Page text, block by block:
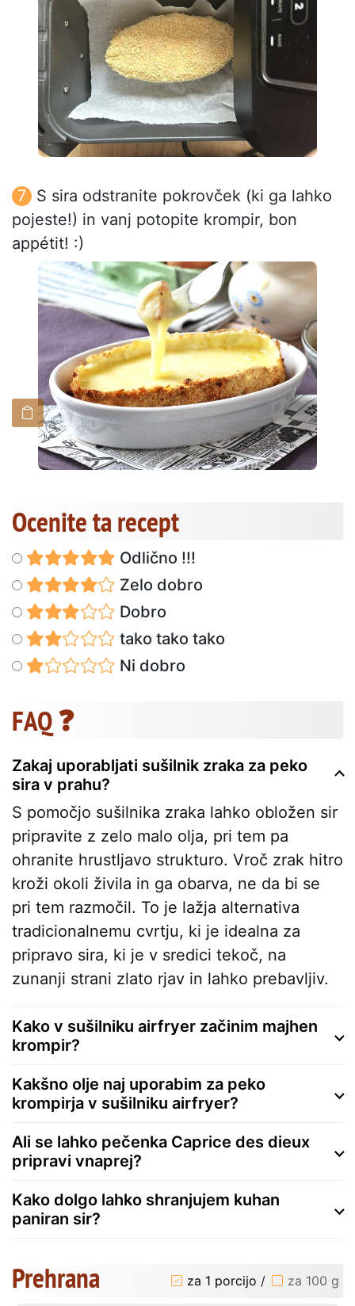
S sira odstranite pokrovček (ki ga lahko
pojeste!) in vanj potopite krompir, bon
appétit! :)
Ocenite ta recept
Odlično !!!
Zelo dobro
Dobro
tako tako tako
Ni dobro
FAQ ❓
Zakaj uporabljati sušilnik zraka za peko
sira v prahu?
S pomočjo sušilnika zraka lahko obložen sir
pripravite z zelo malo olja, pri tem pa
ohranite hrustljavo strukturo. Vroč zrak hitro
kroži okoli živila in ga obarva, ne da bi se
pri tem razmočil. To je lažja alternativa
tradicionalnemu cvrtju, ki je idealna za
pripravo sira, ki je v sredici tekoč, na
zunanji strani zlato rjav in lahko prebavljiv.
Kako v sušilniku airfryer začinim majhen
krompir?
Kakšno olje naj uporabim za peko
krompirja v sušilniku airfryer?
Ali se lahko pečenka Caprice des dieux
pripravi vnaprej?
Kako dolgo lahko shranjujem kuhan
paniran sir?
Prehrana za 1 porcijo / za 100 g